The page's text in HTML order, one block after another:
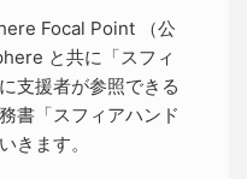
Focal Point （公
と共に「スフィ
支援者が参照できる
書「スフィアハンド
きます。